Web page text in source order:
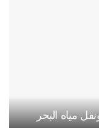
مياه البحر